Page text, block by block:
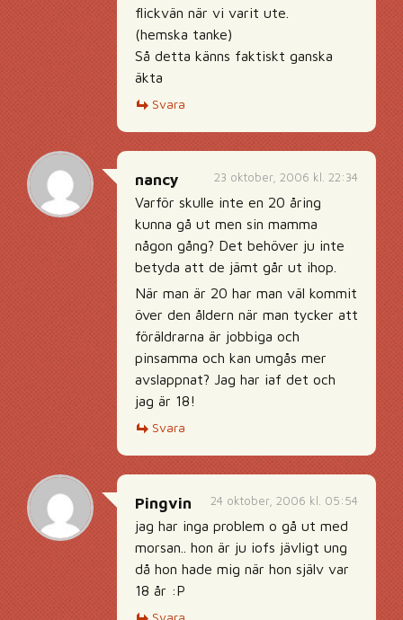
flickvän när vi varit ute.
(hemska tanke)
Så detta känns faktiskt ganska
äkta
Svara
23 oktober, 2006 kl. 22:34
nancy
Varför skulle inte en 20 åring
kunna gå ut men sin mamma
någon gång? Det behöver ju inte
betyda att de jämt går ut ihop.
När man är 20 har man väl kommit
över den åldern när man tycker att
föräldrarna är jobbiga och
pinsamma och kan umgås mer
avslappnat? Jag har iaf det och
jag är 18!
Svara
24 oktober, 2006 kl. 05:54
Pingvin
jag har inga problem o gå ut med
morsan.. hon är ju iofs jävligt ung
då hon hade mig när hon själv var
18 år :P
Svara